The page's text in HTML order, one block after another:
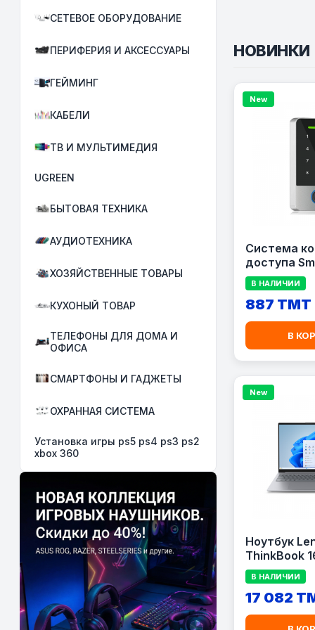
СЕТЕВОЕ ОБОРУДОВАНИЕ
ПЕРИФЕРИЯ И АКСЕССУАРЫ
ГЕЙМИНГ
КАБЕЛИ
ТВ И МУЛЬТИМЕДИЯ
UGREEN
БЫТОВАЯ ТЕХНИКА
АУДИОТЕХНИКА
ХОЗЯЙСТВЕННЫЕ ТОВАРЫ
КУХОНЫЙ ТОВАР
ТЕЛЕФОНЫ ДЛЯ ДОМА И
ОФИСА
СМАРТФОНЫ И ГАДЖЕТЫ
ОХРАННАЯ СИСТЕМА
Установка игры ps5 ps4 ps3 ps2
xbox 360
НОВИНКИ
New
Система
доступа
Control
В НАЛИЧИИ
887 TMT
В
New
Ноутбук
ThinkBook
Intel Core
8GB RAM,
16.0"
В НАЛИЧИИ
17 082